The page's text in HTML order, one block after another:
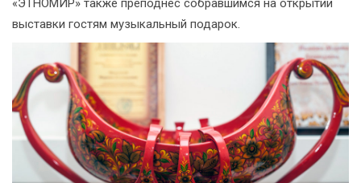
«ЭТНОМИР» также преподнёс собравшимся на открытии
выставки гостям музыкальный подарок.